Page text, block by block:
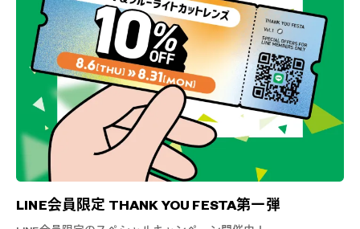
LINE会員限定 THANK YOU FESTA第一弾